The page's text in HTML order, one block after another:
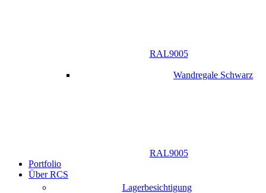
RAL9005
Wandregale Schwarz
RAL9005
Portfolio
Über RCS
Lagerbesichtigung